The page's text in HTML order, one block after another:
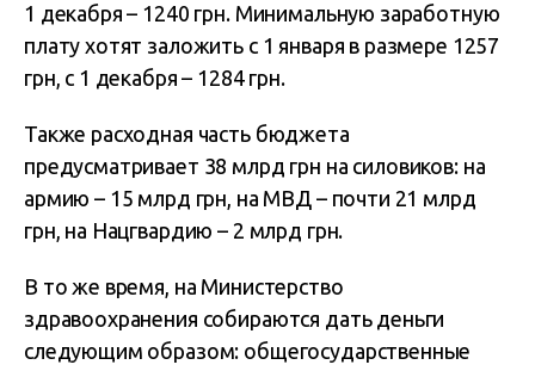
1 декабря – 1240 грн. Минимальную заработную
плату хотят заложить с 1 января в размере 1257
грн, с 1 декабря – 1284 грн.
Также расходная часть бюджета
предусматривает 38 млрд грн на силовиков: на
армию – 15 млрд грн, на МВД – почти 21 млрд
грн, на Нацгвардию – 2 млрд грн.
В то же время, на Министерство
здравоохранения собираются дать деньги
следующим образом: общегосударственные